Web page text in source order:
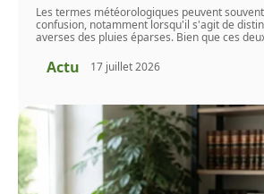
Les termes météorologiques peuvent
confusion, notamment lorsqu'il s'agit de
averses des pluies éparses. Bien que ces
Actu 17 juillet 2026